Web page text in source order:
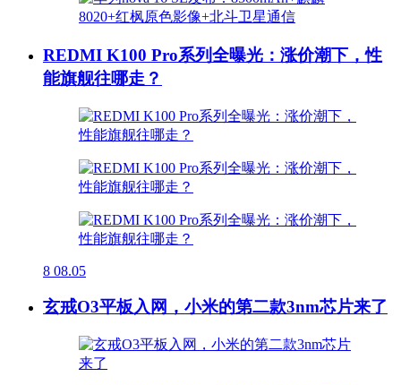
REDMI K100 Pro系列全曝光：涨价潮下，性
能旗舰往哪走？
8 08.05
玄戒O3平板入网，小米的第二款3nm芯片来了